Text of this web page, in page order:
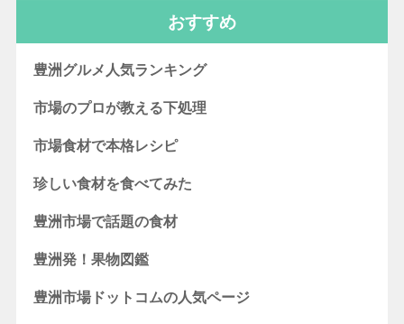
おすすめ
豊洲グルメ人気ランキング
市場のプロが教える下処理
市場食材で本格レシピ
珍しい食材を食べてみた
豊洲市場で話題の食材
豊洲発！果物図鑑
豊洲市場ドットコムの人気ページ